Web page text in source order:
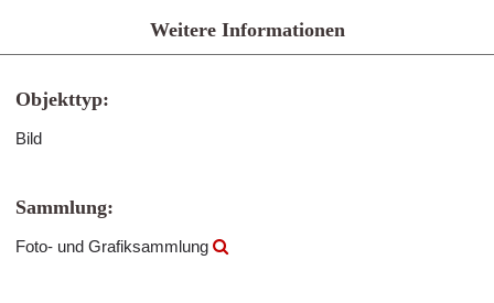
Weitere Informationen
Objekttyp:
Bild
Sammlung:
Foto- und Grafiksammlung